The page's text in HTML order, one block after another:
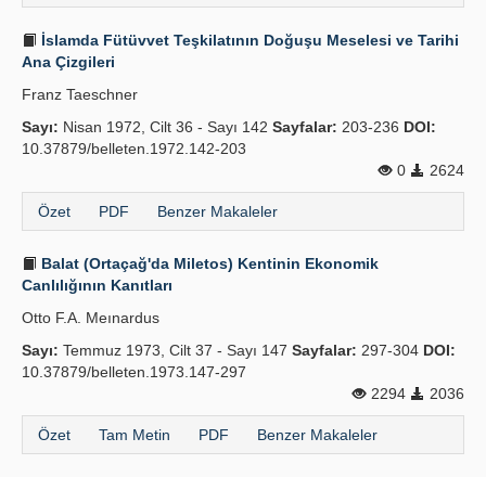
İslamda Fütüvvet Teşkilatının Doğuşu Meselesi ve Tarihi
Ana Çizgileri
Franz Taeschner
Sayı: Nisan 1972, Cilt 36 - Sayı 142 Sayfalar: 203-236 DOI:
10.37879/belleten.1972.142-203
0
2624
Özet PDF Benzer Makaleler
Balat (Ortaçağ'da Miletos) Kentinin Ekonomik
Canlılığının Kanıtları
Otto F.A. Meınardus
Sayı: Temmuz 1973, Cilt 37 - Sayı 147 Sayfalar: 297-304 DOI:
10.37879/belleten.1973.147-297
2294
2036
Özet Tam Metin PDF Benzer Makaleler